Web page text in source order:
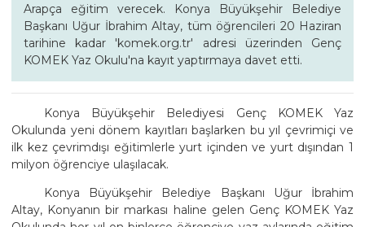
Arapça eğitim verecek. Konya Büyükşehir Belediye
Başkanı Uğur İbrahim Altay, tüm öğrencileri 20 Haziran
tarihine kadar 'komek.org.tr' adresi üzerinden Genç
KOMEK Yaz Okulu'na kayıt yaptırmaya davet etti.
Konya Büyükşehir Belediyesi Genç KOMEK Yaz
Okulunda yeni dönem kayıtları başlarken bu yıl çevrimiçi ve
ilk kez çevrimdışı eğitimlerle yurt içinden ve yurt dışından 1
milyon öğrenciye ulaşılacak.
Konya Büyükşehir Belediye Başkanı Uğur İbrahim
Altay, Konyanın bir markası haline gelen Genç KOMEK Yaz